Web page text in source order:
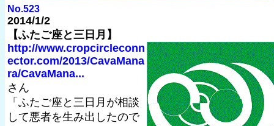
No.523
2014/1/2
【ふたご座と三日月】
http://www.cropcircleconn
ector.com/2013/CavaMana
ra/CavaMana...
さん
「ふたご座と三日月が相談
して悪者を生み出したので